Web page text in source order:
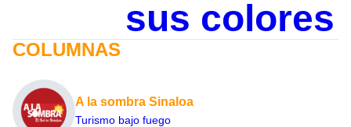
sus colores
COLUMNAS
A la sombra Sinaloa
Turismo bajo fuego